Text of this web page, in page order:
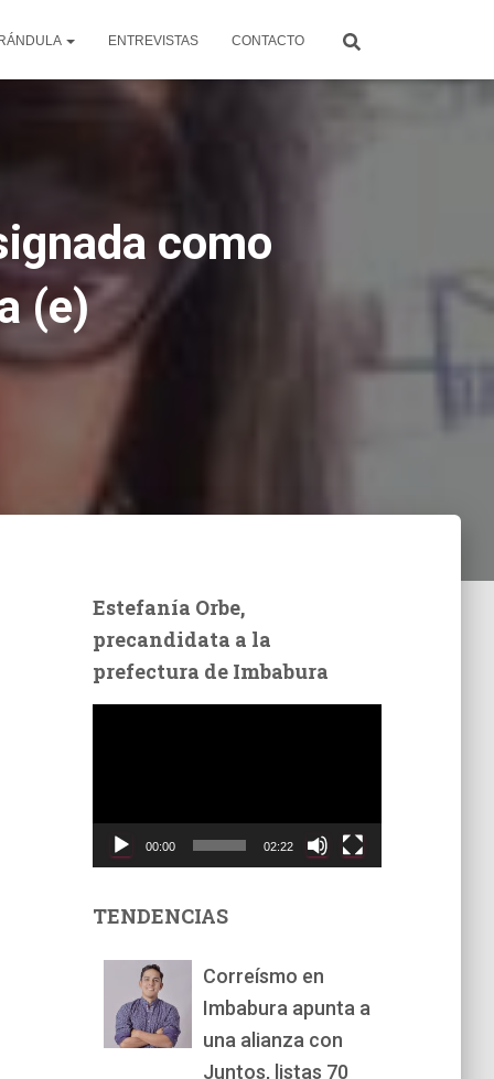
ENTREVISTAS CONTACTO
como
(e)
Estefanía Orbe,
precandidata a la
prefectura de Imbabura
t
00:00 02:22
TENDENCIAS
Correísmo en
Imbabura apunta a
una alianza con
Juntos, listas 70